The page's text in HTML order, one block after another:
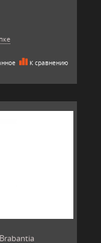
К сравнению